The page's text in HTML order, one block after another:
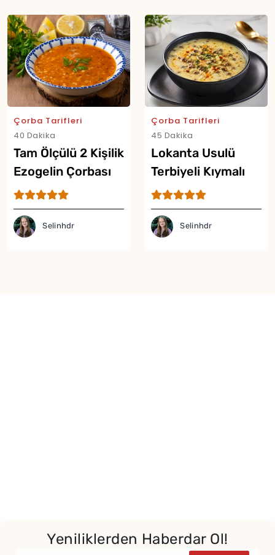
Çorba Tarifleri
40 Dakika
Tam Ölçülü 2 Kişilik
Ezogelin Çorbası
Tarifi
Selinhdr
Çorba Tarifleri
45 Dakika
Lokanta Usulü
Terbiyeli Kıymalı
Şehriye Çorbası
Tarifi
Selinhdr
Yeniliklerden Haberdar Ol!